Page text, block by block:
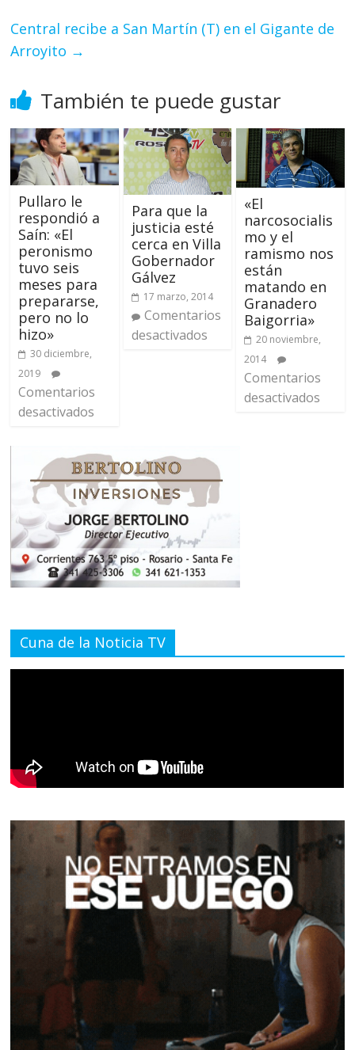
Central recibe a San Martín (T) en el Gigante de
Arroyito →
También te puede gustar
Pullaro le
respondió a
Saín: «El
peronismo
tuvo seis
meses para
prepararse,
pero no lo
hizo»
30 diciembre,
2019
Comentarios
desactivados
Para que la
justicia esté
cerca en Villa
Gobernador
Gálvez
17 marzo, 2014
Comentarios
desactivados
«El
narcosocialis
mo y el
ramismo nos
están
matando en
Granadero
Baigorria»
20 noviembre,
2014
Comentarios
desactivados
Cuna de la Noticia TV